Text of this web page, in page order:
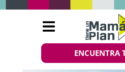
ENCUENTRA